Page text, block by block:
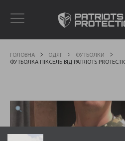
ГОЛОВНА ОДЯГ
ФУТБОЛКИ
ФУТБОЛКА ПІКСЕЛЬ ВІД PATRIOTS